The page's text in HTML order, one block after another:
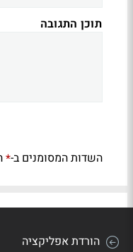
תוכן התגובה
השדות המסומנים ב-*
הורדת אפליקציה